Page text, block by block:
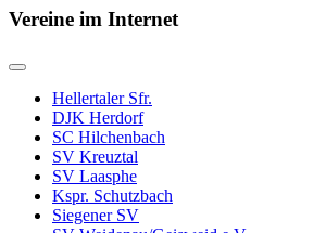
Vereine im Internet
Hellertaler Sfr.
DJK Herdorf
SC Hilchenbach
SV Kreuztal
SV Laasphe
Kspr. Schutzbach
Siegener SV